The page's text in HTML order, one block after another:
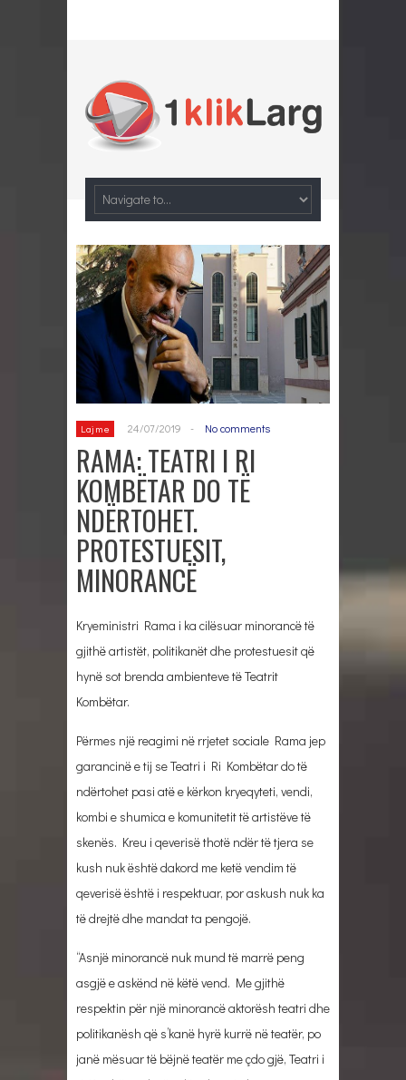
Lajme 24/07/2019 - No comments
RAMA: TEATRI I RI
KOMBËTAR DO TË
NDËRTOHET.
PROTESTUESIT,
MINORANCË
Kryeministri Rama i ka cilësuar minorancë të
gjithë artistët, politikanët dhe protestuesit që
hynë sot brenda ambienteve të Teatrit
Kombëtar.
Përmes një reagimi në rrjetet sociale Rama jep
garancinë e tij se Teatri i Ri Kombëtar do të
ndërtohet pasi atë e kërkon kryeqyteti, vendi,
kombi e shumica e komunitetit të artistëve të
skenës. Kreu i qeverisë thotë ndër të tjera se
kush nuk është dakord me ketë vendim të
qeverisë është i respektuar, por askush nuk ka
të drejtë dhe mandat ta pengojë.
“Asnjë minorancë nuk mund të marrë peng
asgjë e askënd në këtë vend. Me gjithë
respektin për një minorancë aktorësh teatri dhe
politikanësh që s’kanë hyrë kurrë në teatër, po
janë mësuar të bëjnë teatër me çdo gjë, Teatri i